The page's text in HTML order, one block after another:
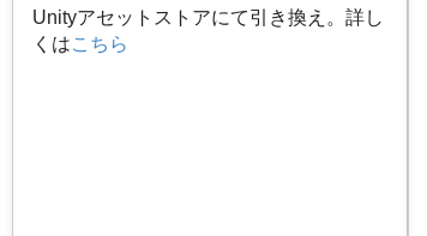
Unityアセットストアにて引き換え。詳し
くはこちら